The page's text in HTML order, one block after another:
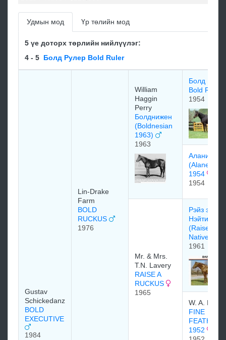
Удмын мод Үр төлийн мод
5 үе доторх төрлийн нийлүүлэг:
4 - 5 Болд Рулер Bold Ruler
Gustav
Schickedanz
BOLD
EXECUTIVE
1984
Lin-Drake
Farm
BOLD
RUCKUS
1976
William
Haggin
Perry
Болднижен
(Boldnesian
1963)
1963
Болд
Bold Ruler
1954
Аланижен
(Alanesian)
1954
1954
Mr. & Mrs.
T.N. Lavery
RAISE A
RUCKUS
1965
Рэйз э
Нэйтив
(Raise A
Native)
1961
W. A.
FINE
FEATHERS
1952